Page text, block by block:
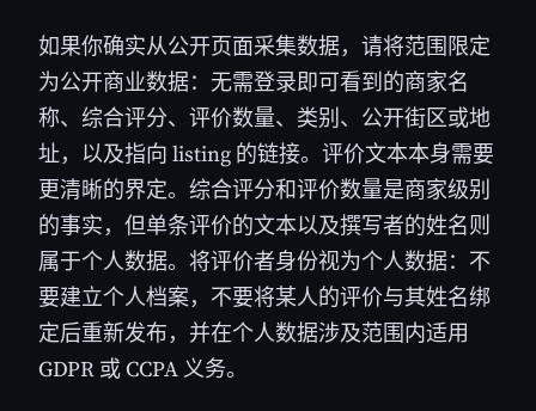
如果你确实从公开页面采集数据，请将范围限定
为公开商业数据：无需登录即可看到的商家名
称、综合评分、评价数量、类别、公开街区或地
址，以及指向 listing 的链接。评价文本本身需要
更清晰的界定。综合评分和评价数量是商家级别
的事实，但单条评价的文本以及撰写者的姓名则
属于个人数据。将评价者身份视为个人数据：不
要建立个人档案，不要将某人的评价与其姓名绑
定后重新发布，并在个人数据涉及范围内适用
GDPR 或 CCPA 义务。